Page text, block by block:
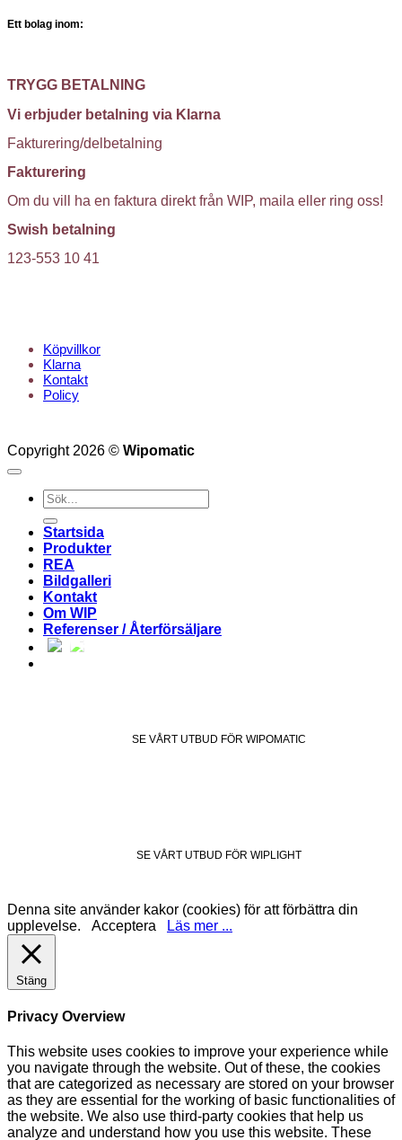
Ett bolag inom:
TRYGG BETALNING
Vi erbjuder betalning via Klarna
Fakturering/delbetalning
Fakturering
Om du vill ha en faktura direkt från WIP, maila eller ring oss!
Swish betalning
123-553 10 41
Köpvillkor
Klarna
Kontakt
Policy
Copyright 2026 © Wipomatic
Sök
efter:
Startsida
Produkter
REA
Bildgalleri
Kontakt
Om WIP
Referenser / Återförsäljare
SE VÅRT UTBUD FÖR WIPOMATIC
SE VÅRT UTBUD FÖR WIPLIGHT
Denna site använder kakor (cookies) för att förbättra din
upplevelse. Acceptera Läs mer ...
Stäng
Privacy Overview
This website uses cookies to improve your experience while
you navigate through the website. Out of these, the cookies
that are categorized as necessary are stored on your browser
as they are essential for the working of basic functionalities of
the website. We also use third-party cookies that help us
analyze and understand how you use this website. These